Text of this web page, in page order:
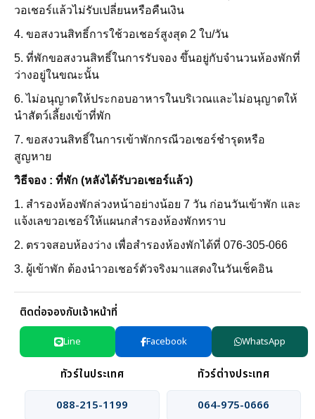
วอเชอร์แล้วไม่รับเปลี่ยนหรือคืนเงิน
4. ขอสงวนสิทธิ์การใช้วอเชอร์สูงสุด 2 ใบ/วัน
5. ที่พักขอสงวนสิทธิ์ในการรับจอง ขึ้นอยู่กับจำนวนห้องพักที่
ว่างอยู่ในขณะนั้น
6.ไม่อนุญาตให้ประกอบอาหารในบริเวณและไม่อนุญาตให้
นำสัตว์เลี้ยงเข้าที่พัก
7. ขอสงวนสิทธิ์ในการเข้าพักกรณีวอเชอร์ชำรุดหรือ
สูญหาย
วิธีจอง : ที่พัก (หลังได้รับวอเชอร์เเล้ว)
1. สำรองห้องพักล่วงหน้าอย่างน้อย 7 วัน ก่อนวันเข้าพัก และ
แจ้งเลขวอเชอร์ให้แผนกสำรองห้องพักทราบ
2. ตรวจสอบห้องว่าง เพื่อสำรองห้องพักได้ที่ 076-305-066
3. ผู้เข้าพัก ต้องนำวอเชอร์ตัวจริงมาแสดงในวันเช็คอิน
ติดต่อจองกับเจ้าหน้าที่
Line Facebook WhatsApp
ทัวร์ในประเทศ
ทัวร์ต่างประเทศ
088-215-1199
064-975-0666